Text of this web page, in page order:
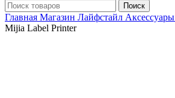
Поиск
Главная Магазин Лайфстайл Аксессуары
Mijia Label Printer